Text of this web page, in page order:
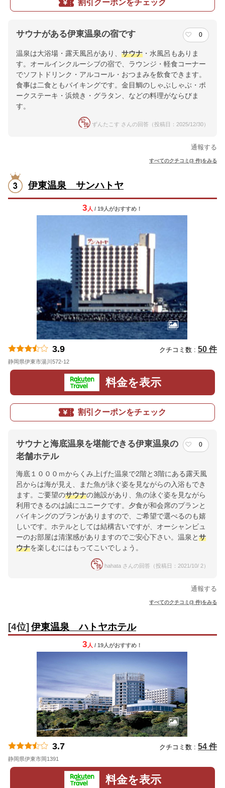
割引クーポンをチェック
サウナがある伊東温泉の宿です 0
温泉は大浴場・露天風呂があり、 サウナ ・水風呂もありま
す。オールインクルーシブの宿で、ラウンジ・軽食コーナー
でソフトドリンク・アルコール・おつまみを飲食できます。
食事は二食ともバイキングです。金目鯛のしゃぶしゃぶ・ポ
ークステーキ・浜焼き・グラタン、などの料理がならびま
す。
ずんたこす さんの回答（投稿日：2025/12/30）
通報する
すべてのクチコミ(3 件)をみる
伊東温泉 サンハトヤ
3 人 / 19人がおすすめ！
3.9 クチコミ数 : 50 件
静岡県伊東市湯川572-12
料金を表示
割引クーポンをチェック
サウナと海底温泉を堪能できる伊東温泉の
老舗ホテル
0
海底１０００ｍからくみ上げた温泉で2階と3階にある露天風
呂からは海が見え、また魚が泳ぐ姿を見ながらの入浴もでき
ます。ご要望のサウナの施設があり、魚の泳ぐ姿を見ながら
利用できるのは誠にユニークです。夕食が和会席のプランと
バイキングのプランがありますので、ご希望で選べるのも嬉
しいです。ホテルとしては結構古いですが、オーシャンビュ
ーのお部屋は清潔感がありますのでご安心下さい。温泉とサ
ウナを楽しむにはもってこいでしょう。
hahata さんの回答（投稿日：2021/10/ 2）
通報する
すべてのクチコミ(3 件)をみる
[4位] 伊東温泉 ハトヤホテル
3 人 / 19人がおすすめ！
3.7 クチコミ数 : 54 件
静岡県伊東市岡1391
料金を表示